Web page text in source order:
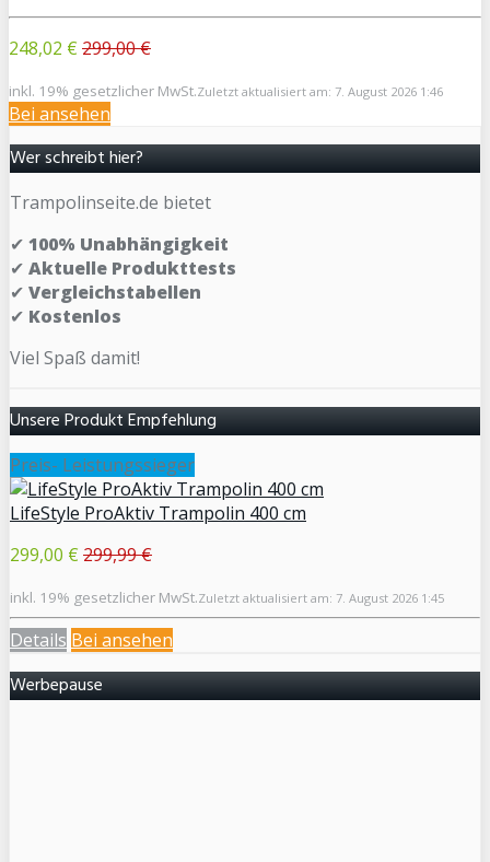
248,02 € 299,00 €
inkl. 19% gesetzlicher MwSt.Zuletzt aktualisiert am: 7. August 2026 1:46
Bei ansehen
Wer schreibt hier?
Trampolinseite.de bietet
✔ 100% Unabhängigkeit
✔ Aktuelle Produkttests
✔ Vergleichstabellen
✔ Kostenlos
Viel Spaß damit!
Unsere Produkt Empfehlung
Preis- Leistungssieger
LifeStyle ProAktiv Trampolin 400 cm
299,00 € 299,99 €
inkl. 19% gesetzlicher MwSt.Zuletzt aktualisiert am: 7. August 2026 1:45
Details Bei ansehen
Werbepause